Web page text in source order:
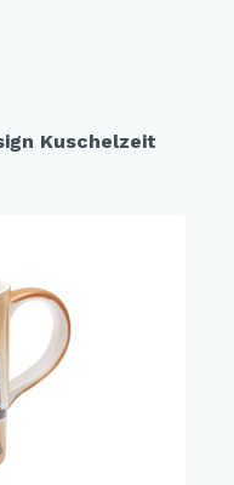
Kuschelzeit